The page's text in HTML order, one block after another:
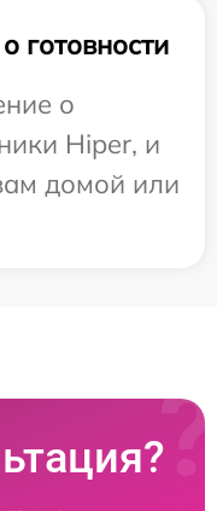
готовности
о
Hiper, и
домой или